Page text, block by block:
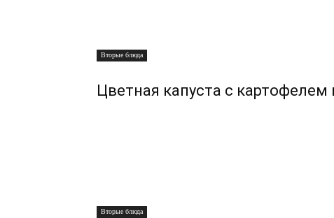
Вторые блюда
Цветная капуста с картофелем
Вторые блюда